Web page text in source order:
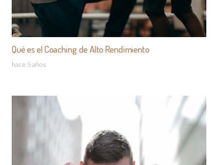
Qué es el Coaching de Alto Rendimiento
hace 5 años